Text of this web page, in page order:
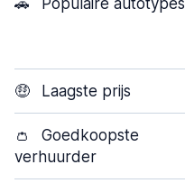
🚗 Populaire autotypes
🤑 Laagste prijs
👛
Goedkoopste
verhuurder